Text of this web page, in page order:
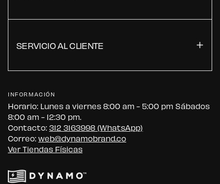
SERVICIO AL CLIENTE
INFORMACIÓN
Horario: Lunes a viernes 8:00 am - 5:00 pm Sábados
8:00 am - 12:30 pm.
Contacto:312 3163998 (WhatsApp)
Correo:web@dynamobrand.co
Ver Tiendas Físicas